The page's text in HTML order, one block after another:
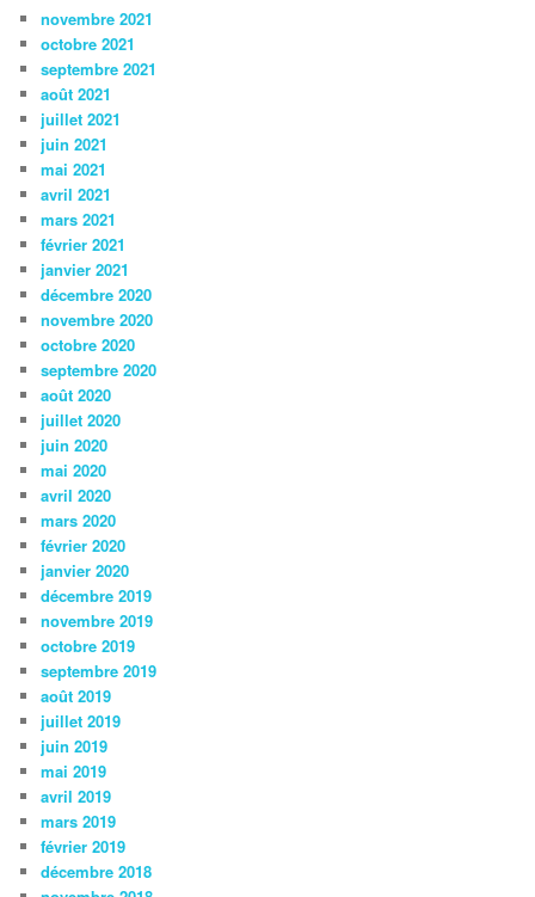
novembre 2021
octobre 2021
septembre 2021
août 2021
juillet 2021
juin 2021
mai 2021
avril 2021
mars 2021
février 2021
janvier 2021
décembre 2020
novembre 2020
octobre 2020
septembre 2020
août 2020
juillet 2020
juin 2020
mai 2020
avril 2020
mars 2020
février 2020
janvier 2020
décembre 2019
novembre 2019
octobre 2019
septembre 2019
août 2019
juillet 2019
juin 2019
mai 2019
avril 2019
mars 2019
février 2019
décembre 2018